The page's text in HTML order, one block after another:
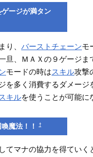
ゲージが満タン
り、バーストチェーンモ
旦、ＭＡＸの９ゲージま
モードの時はスキル攻撃
を多く消費するダメージ
スキルを使うことが可能に
喚魔法！！†
てマナの協力を得ていく